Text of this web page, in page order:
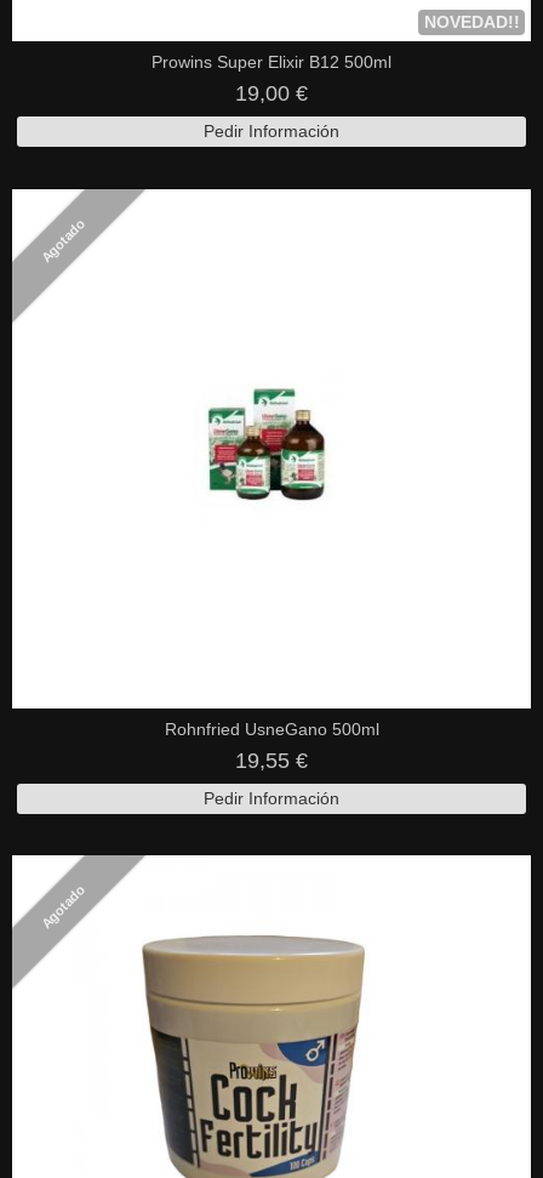
NOVEDAD!!
Prowins Super Elixir B12 500ml
19,00 €
Pedir Información
Agotado
Rohnfried UsneGano 500ml
19,55 €
Pedir Información
Agotado